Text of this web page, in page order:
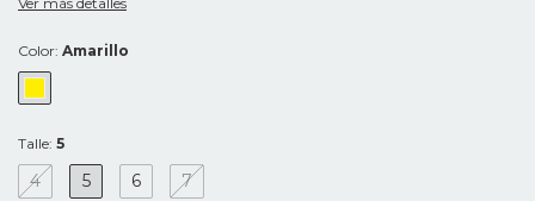
Color: Amarillo
Talle: 5
4 5 6 7